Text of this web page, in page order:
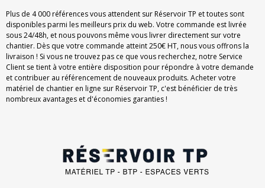
Plus de 4 000 références vous attendent sur Réservoir TP et toutes sont
disponibles parmi les meilleurs prix du web. Votre commande est livrée
sous 24/48h, et nous pouvons même vous livrer directement sur votre
chantier. Dès que votre commande atteint 250€ HT, nous vous offrons la
livraison ! Si vous ne trouvez pas ce que vous recherchez, notre Service
Client se tient à votre entière disposition pour répondre à votre demande
et contribuer au référencement de nouveaux produits. Acheter votre
matériel de chantier en ligne sur Réservoir TP, c'est bénéficier de très
nombreux avantages et d'économies garanties !